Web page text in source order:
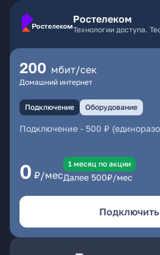
Ростелеком
Технологии доступа.
200 мбит/сек
Домашний интернет
Подключение Оборудование
Подключение - 500 ₽
0 ₽/мес
1 месяц по акции
Далее 500₽/мес
Подключить